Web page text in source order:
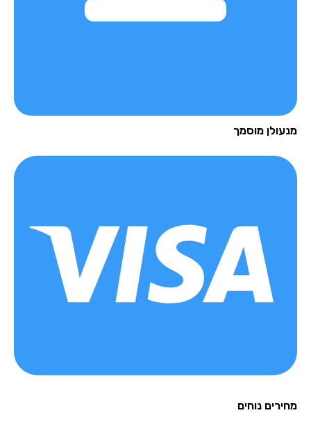
מנעולן מוסמך
מחירים נוחים